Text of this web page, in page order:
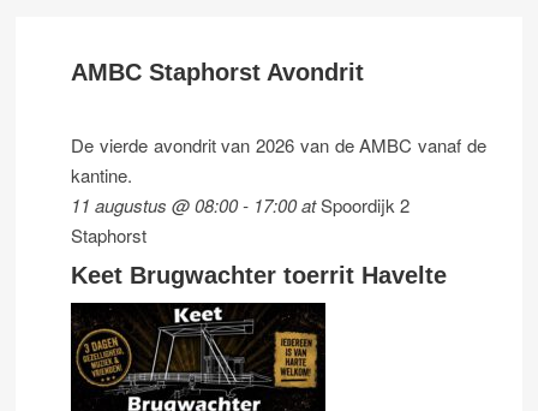
AMBC Staphorst Avondrit
De vierde avondrit van 2026 van de AMBC vanaf de
kantine.
11 augustus @ 08:00- 17:00atSpoordijk 2
Staphorst
Keet Brugwachter toerrit Havelte